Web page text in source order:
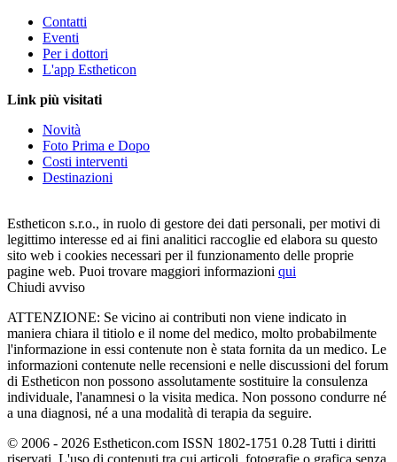
Contatti
Eventi
Per i dottori
L'app Estheticon
Link più visitati
Novità
Foto Prima e Dopo
Costi interventi
Destinazioni
Estheticon s.r.o., in ruolo di gestore dei dati personali, per motivi di
legittimo interesse ed ai fini analitici raccoglie ed elabora su questo
sito web i cookies necessari per il funzionamento delle proprie
pagine web. Puoi trovare maggiori informazioni qui
Chiudi avviso
ATTENZIONE: Se vicino ai contributi non viene indicato in
maniera chiara il titiolo e il nome del medico, molto probabilmente
l'informazione in essi contenute non è stata fornita da un medico. Le
informazioni contenute nelle recensioni e nelle discussioni del forum
di Estheticon non possono assolutamente sostituire la consulenza
individuale, l'anamnesi o la visita medica. Non possono condurre né
a una diagnosi, né a una modalità di terapia da seguire.
© 2006 - 2026 Estheticon.com ISSN 1802-1751 0.28 Tutti i diritti
riservati. L'uso di contenuti tra cui articoli, fotografie o grafica senza